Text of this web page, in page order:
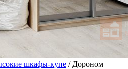
шкафы-купе / Дороном